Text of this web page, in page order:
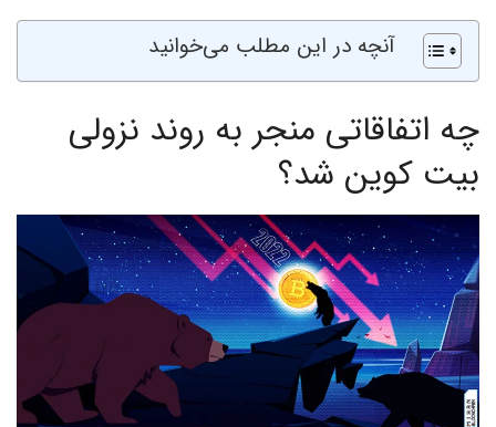
آنچه در این مطلب می‌خوانید
چه اتفاقاتی منجر به روند نزولی
بیت کوین شد؟